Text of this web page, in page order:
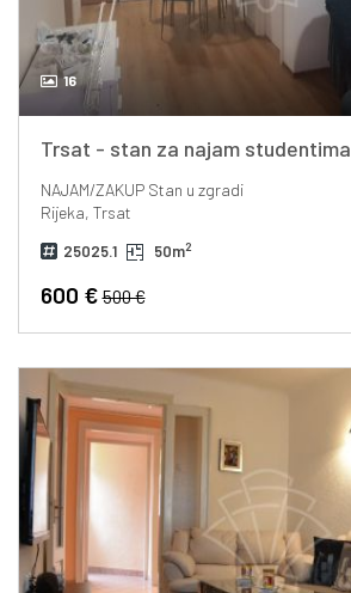
16
Trsat - stan za najam studentima
NAJAM/ZAKUPStan u zgradi
Rijeka, Trsat
25025.1 50m2
600 €500 €